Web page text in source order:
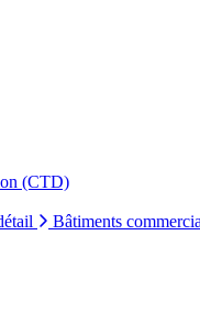
(CTD)
Bâtiments